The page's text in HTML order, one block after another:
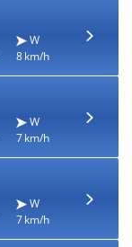
W
8 km/h
W
7 km/h
W
7 km/h